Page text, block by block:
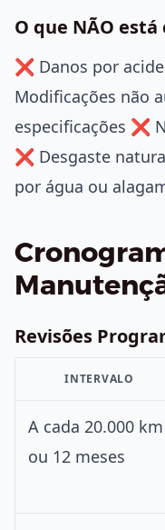
O que NÃO
❌ Danos por
Modificações não
especificações ❌
❌ Desgaste
por água ou
Revisões
INTERVALO
A cada 20.000 km
ou 12 meses